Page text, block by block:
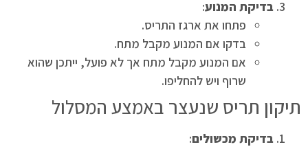
בדיקת המנוע:
פתחו את ארגז התריס.
בדקו אם המנוע מקבל מתח.
אם המנוע מקבל מתח אך לא פועל, ייתכן שהוא
שרוף ויש להחליפו.
תיקון תריס שנעצר באמצע המסלול
בדיקת מכשולים: